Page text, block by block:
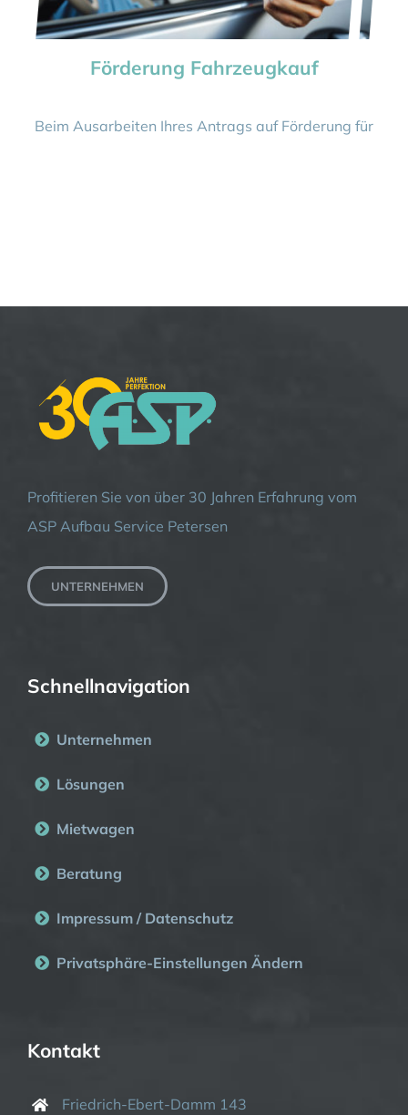
Förderung Fahrzeugkauf
Beim Ausarbeiten Ihres Antrags auf Förderung für
Profitieren Sie von über 30 Jahren Erfahrung vom
ASP Aufbau Service Petersen
UNTERNEHMEN
Schnellnavigation
Unternehmen
Lösungen
Mietwagen
Beratung
Impressum / Datenschutz
Privatsphäre-Einstellungen Ändern
Kontakt
Friedrich-Ebert-Damm 143